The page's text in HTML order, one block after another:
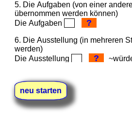
5. Die Aufgaben (von einer
übernommen werden können)
Die Aufgaben
?
6. Die Ausstellung (in mehreren
werden)
Die Ausstellung
?
7. Das Projekt (mit weniger
werden können)
Das Projekt
neu starten